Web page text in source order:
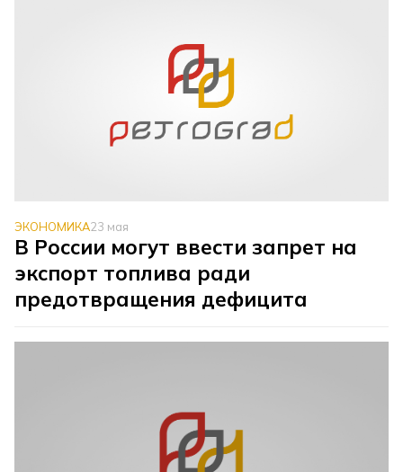
ЭКОНОМИКА23 мая
В России могут ввести запрет на
экспорт топлива ради
предотвращения дефицита